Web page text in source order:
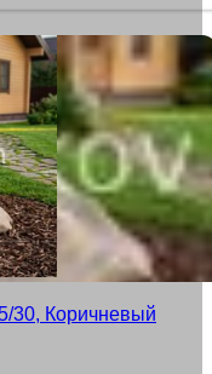
30, Коричневый